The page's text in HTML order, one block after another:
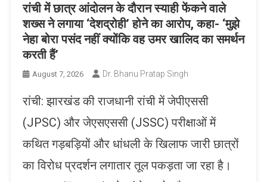
रांची में छात्र आंदोलन के दौरान स्याही फेंकने वाले
शख्स ने लगाया ‘देशद्रोही’ होने का आरोप, कहा- ‘मुझे
नेहा बोरा पसंद नहीं क्योंकि वह उमर खालिद का समर्थन
करती हैं’
August 7, 2026 Dr. Bhanu Pratap Singh
रांची: झारखंड की राजधानी रांची में जेपीएससी
(JPSC) और जेएसएससी (JSSC) परीक्षाओं में
कथित गड़बड़ियों और धांधली के खिलाफ जारी छात्रों
का विरोध प्रदर्शन लगातार तूल पकड़ता जा रहा है।